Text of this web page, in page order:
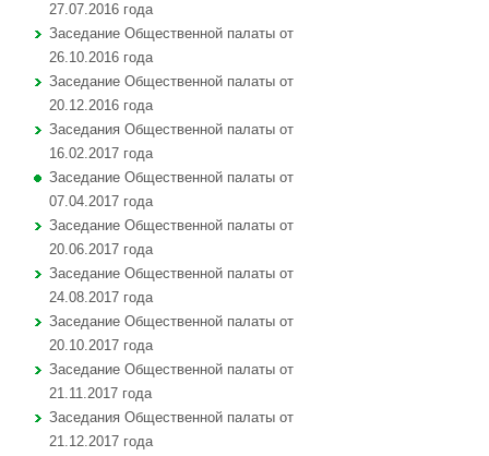
27.07.2016 года
Заседание Общественной палаты от
26.10.2016 года
Заседание Общественной палаты от
20.12.2016 года
Заседания Общественной палаты от
16.02.2017 года
Заседание Общественной палаты от
07.04.2017 года
Заседание Общественной палаты от
20.06.2017 года
Заседание Общественной палаты от
24.08.2017 года
Заседание Общественной палаты от
20.10.2017 года
Заседание Общественной палаты от
21.11.2017 года
Заседания Общественной палаты от
21.12.2017 года